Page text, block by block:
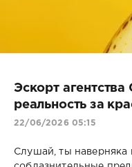
Эскорт
реальность за
22/06/2026 05:15
Слушай, ты наверняка